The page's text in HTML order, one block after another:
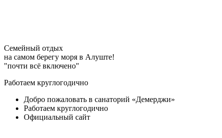
Семейный отдых
на самом берегу моря в Алуште!
"почти всё включено"
Работаем круглогодично
Добро пожаловать в санаторий «Демерджи»
Работаем круглогодично
Официальный сайт